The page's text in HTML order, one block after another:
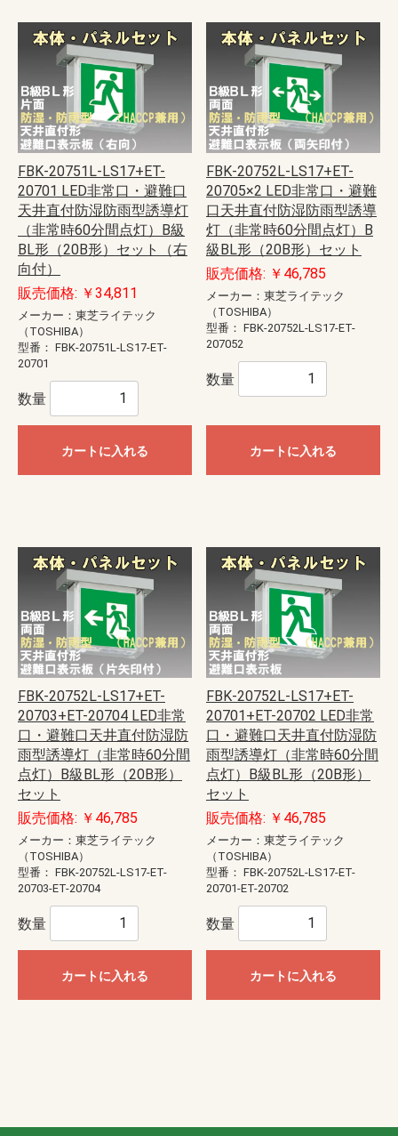
FBK-20751L-LS17+ET-
20701 LED非常口・避難口
天井直付防湿防雨型誘導灯
（非常時60分間点灯）B級
BL形（20B形）セット（右
向付）
販売価格: ￥34,811
メーカー：東芝ライテック
（TOSHIBA）
型番： FBK-20751L-LS17-ET-
20701
数量
カートに入れる
FBK-20752L-LS17+ET-
20705×2 LED非常口・避難
口天井直付防湿防雨型誘導
灯（非常時60分間点灯）B
級BL形（20B形）セット
販売価格: ￥46,785
メーカー：東芝ライテック
（TOSHIBA）
型番： FBK-20752L-LS17-ET-
207052
数量
カートに入れる
FBK-20752L-LS17+ET-
20703+ET-20704 LED非常
口・避難口天井直付防湿防
雨型誘導灯（非常時60分間
点灯）B級BL形（20B形）
セット
販売価格: ￥46,785
メーカー：東芝ライテック
（TOSHIBA）
型番： FBK-20752L-LS17-ET-
20703-ET-20704
数量
カートに入れる
FBK-20752L-LS17+ET-
20701+ET-20702 LED非常
口・避難口天井直付防湿防
雨型誘導灯（非常時60分間
点灯）B級BL形（20B形）
セット
販売価格: ￥46,785
メーカー：東芝ライテック
（TOSHIBA）
型番： FBK-20752L-LS17-ET-
20701-ET-20702
数量
カートに入れる